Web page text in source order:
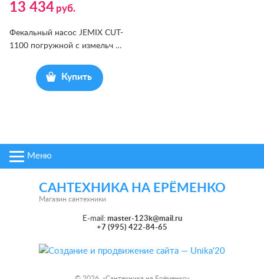
13 434 руб.
Фекальный насос JEMIX CUT-
1100 погружной с измельч …
Купить
Меню
САНТЕХНИКА НА ЕРЁМЕНКО
Магазин сантехники
E-mail: master-123k@mail.ru
+7 (995) 422-84-65